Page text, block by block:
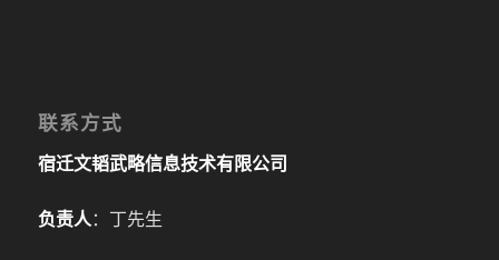
联系方式
宿迁文韬武略信息技术有限公司
负责人：丁先生